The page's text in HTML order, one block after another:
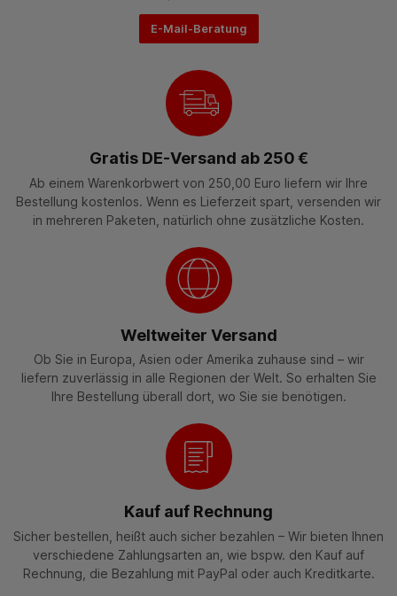
E-Mail-Beratung
Gratis DE-Versand ab 250 €
Ab einem Warenkorbwert von 250,00 Euro liefern wir Ihre
Bestellung kostenlos. Wenn es Lieferzeit spart, versenden wir
in mehreren Paketen, natürlich ohne zusätzliche Kosten.
Weltweiter Versand
Ob Sie in Europa, Asien oder Amerika zuhause sind – wir
liefern zuverlässig in alle Regionen der Welt. So erhalten Sie
Ihre Bestellung überall dort, wo Sie sie benötigen.
Kauf auf Rechnung
Sicher bestellen, heißt auch sicher bezahlen – Wir bieten Ihnen
verschiedene Zahlungsarten an, wie bspw. den Kauf auf
Rechnung, die Bezahlung mit PayPal oder auch Kreditkarte.